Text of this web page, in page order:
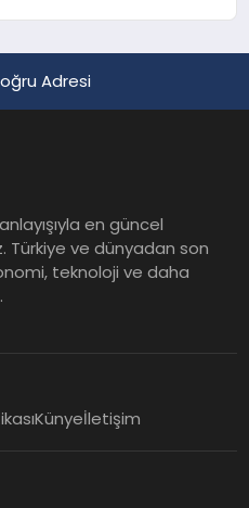
Adresi
en güncel
Türkiye ve dünyadan son
teknoloji ve daha
Künyeİletişim